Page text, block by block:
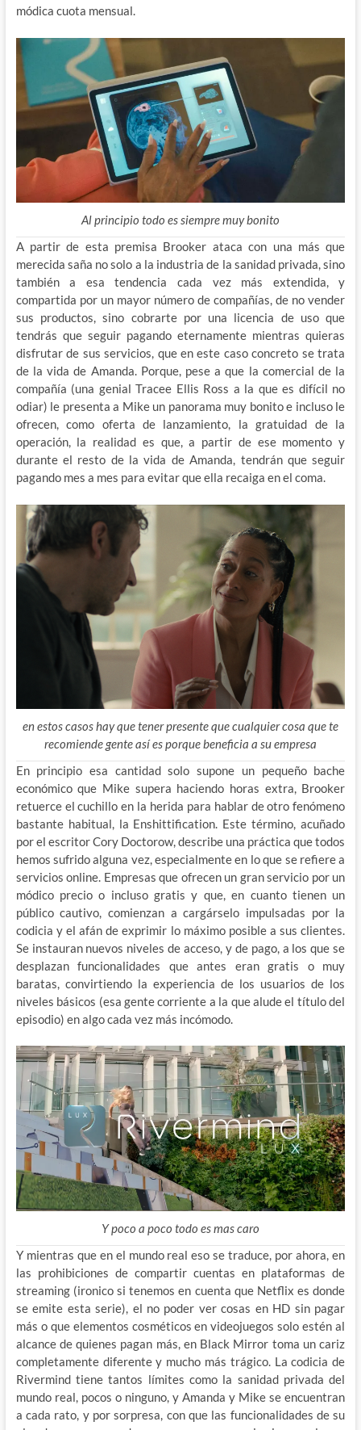
módica cuota mensual.
Al principio todo es siempre muy bonito
A partir de esta premisa Brooker ataca con una más que
merecida saña no solo a la industria de la sanidad privada, sino
también a esa tendencia cada vez más extendida, y
compartida por un mayor número de compañías, de no vender
sus productos, sino cobrarte por una licencia de uso que
tendrás que seguir pagando eternamente mientras quieras
disfrutar de sus servicios, que en este caso concreto se trata
de la vida de Amanda. Porque, pese a que la comercial de la
compañía (una genial Tracee Ellis Ross a la que es difícil no
odiar) le presenta a Mike un panorama muy bonito e incluso le
ofrecen, como oferta de lanzamiento, la gratuidad de la
operación, la realidad es que, a partir de ese momento y
durante el resto de la vida de Amanda, tendrán que seguir
pagando mes a mes para evitar que ella recaiga en el coma.
en estos casos hay que tener presente que cualquier cosa que te
recomiende gente así es porque beneficia a su empresa
En principio esa cantidad solo supone un pequeño bache
económico que Mike supera haciendo horas extra, Brooker
retuerce el cuchillo en la herida para hablar de otro fenómeno
bastante habitual, la Enshittification. Este término, acuñado
por el escritor Cory Doctorow, describe una práctica que todos
hemos sufrido alguna vez, especialmente en lo que se refiere a
servicios online. Empresas que ofrecen un gran servicio por un
módico precio o incluso gratis y que, en cuanto tienen un
público cautivo, comienzan a cargárselo impulsadas por la
codicia y el afán de exprimir lo máximo posible a sus clientes.
Se instauran nuevos niveles de acceso, y de pago, a los que se
desplazan funcionalidades que antes eran gratis o muy
baratas, convirtiendo la experiencia de los usuarios de los
niveles básicos (esa gente corriente a la que alude el título del
episodio) en algo cada vez más incómodo.
Y poco a poco todo es mas caro
Y mientras que en el mundo real eso se traduce, por ahora, en
las prohibiciones de compartir cuentas en plataformas de
streaming (ironico si tenemos en cuenta que Netflix es donde
se emite esta serie), el no poder ver cosas en HD sin pagar
más o que elementos cosméticos en videojuegos solo estén al
alcance de quienes pagan más, en Black Mirror toma un cariz
completamente diferente y mucho más trágico. La codicia de
Rivermind tiene tantos límites como la sanidad privada del
mundo real, pocos o ninguno, y Amanda y Mike se encuentran
a cada rato, y por sorpresa, con que las funcionalidades de su